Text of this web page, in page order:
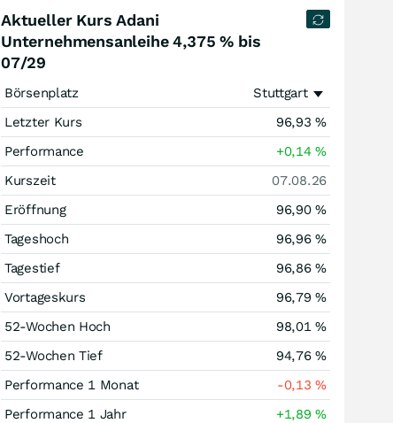
Aktueller Kurs Adani
Unternehmensanleihe 4,375 % bis
07/29
Börsenplatz
Stuttgart
Letzter Kurs
96,93 %
Performance
+0,14%
Kurszeit
07.08.26
Eröffnung
96,90 %
Tageshoch
96,96 %
Tagestief
96,86 %
Vortageskurs
96,79%
52-Wochen Hoch
98,01%
52-Wochen Tief
94,76%
Performance 1 Monat
-0,13%
Performance 1 Jahr
+1,89%